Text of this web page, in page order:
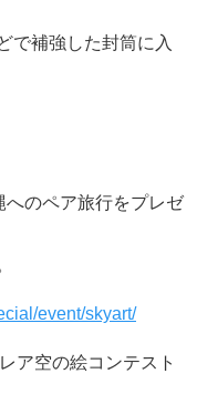
で補強した封筒に入
のペア旅行をプレゼ
event/skyart/
ア空の絵コンテスト